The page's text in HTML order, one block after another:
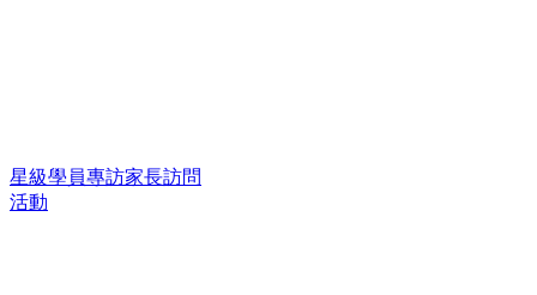
星級學員專訪家長訪問
活動